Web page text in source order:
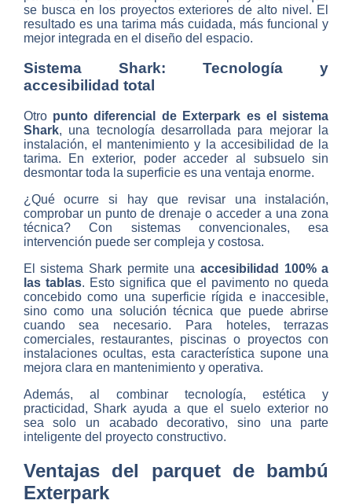
se busca en los proyectos exteriores de alto nivel. El
resultado es una tarima más cuidada, más funcional y
mejor integrada en el diseño del espacio.
Sistema Shark: Tecnología y
accesibilidad total
Otro punto diferencial de Exterpark es el sistema
Shark, una tecnología desarrollada para mejorar la
instalación, el mantenimiento y la accesibilidad de la
tarima. En exterior, poder acceder al subsuelo sin
desmontar toda la superficie es una ventaja enorme.
¿Qué ocurre si hay que revisar una instalación,
comprobar un punto de drenaje o acceder a una zona
técnica? Con sistemas convencionales, esa
intervención puede ser compleja y costosa.
El sistema Shark permite unaaccesibilidad 100% a
las tablas. Esto significa que el pavimento no queda
concebido como una superficie rígida e inaccesible,
sino como una solución técnica que puede abrirse
cuando sea necesario. Para hoteles, terrazas
comerciales, restaurantes, piscinas o proyectos con
instalaciones ocultas, esta característica supone una
mejora clara en mantenimiento y operativa.
Además, al combinar tecnología, estética y
practicidad, Shark ayuda a que el suelo exterior no
sea solo un acabado decorativo, sino una parte
inteligente del proyecto constructivo.
Ventajas del parquet de bambú
Exterpark